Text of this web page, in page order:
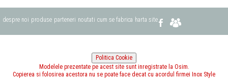
despre noi produse parteneri noutati cum se fabrica harta site
Modelele prezentate pe acest site sunt inregistrate la Osim.
Copierea si folosirea acestora nu se poate face decat cu acordul firmei Inox Style